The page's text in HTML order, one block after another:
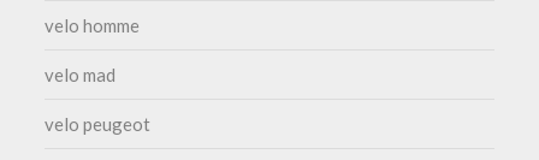
velo homme
velo mad
velo peugeot